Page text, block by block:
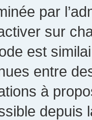
par
sur
est
entre
à
depuis